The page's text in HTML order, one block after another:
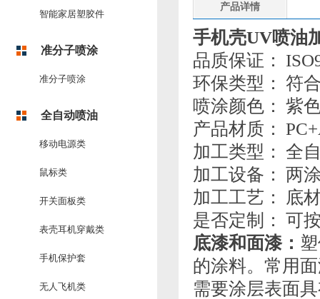
智能家居塑胶件
准分子喷涂
准分子喷涂
全自动喷油
移动电源类
鼠标类
开关面板类
表壳耳机穿戴类
手机保护套
无人飞机类
产品详情
手机壳UV喷油
品质保证：
环保类型： 符
喷涂颜色： 紫
产品材质：
加工类型： 全
加工设备： 两
加工工艺： 底
是否定制： 可
底漆和面漆：
的涂料。常用
需要涂层表面